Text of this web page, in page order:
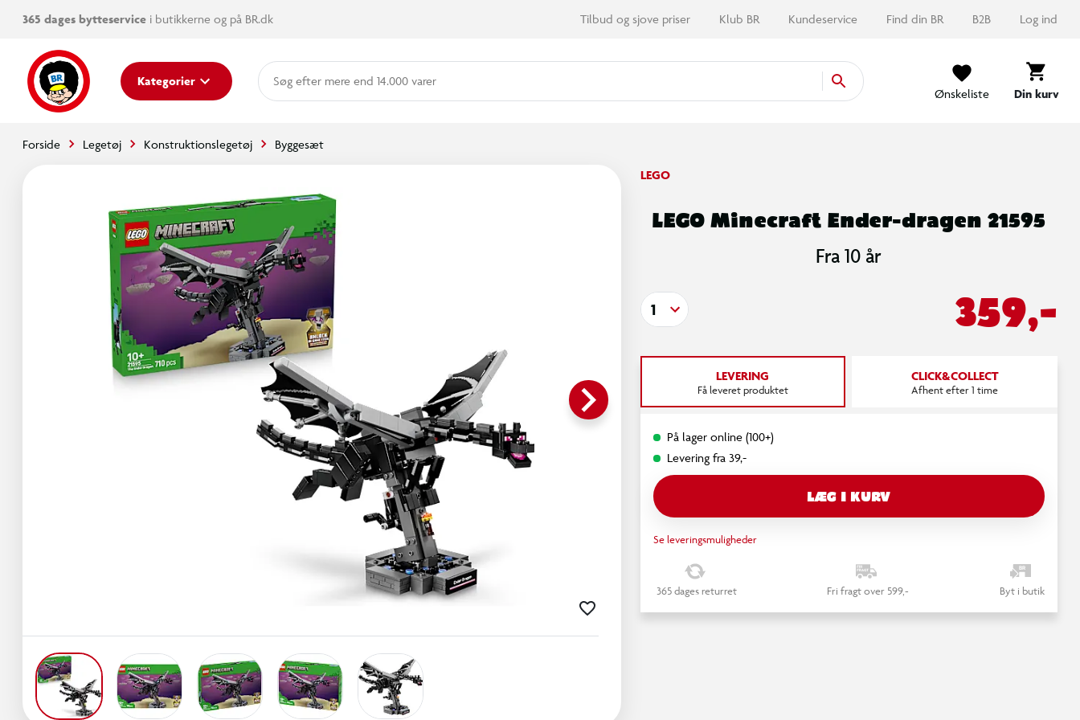
365 dages bytteservice i butikkerne og på BR.dk Tilbud og sjove priser Klub BR Kundeservice Find din BR B2B Log ind
Kategorier
mere end 14.000 varer
Ønskeliste
Din kurv
Forside Legetøj Konstruktionslegetøj Byggesæt
keyboard_arrow_right
LEGO
LEGO Minecraft Ender-dragen 21595
Fra 10 år
359,-
1
LEVERING
Få leveret produktet
CLICK&COLLECT
Afhent efter 1 time
På lager online (100+)
Levering fra 39,-
LÆG I KURV
Se leveringsmuligheder
365 dages returret Fri fragt over 599,- Byt i butik